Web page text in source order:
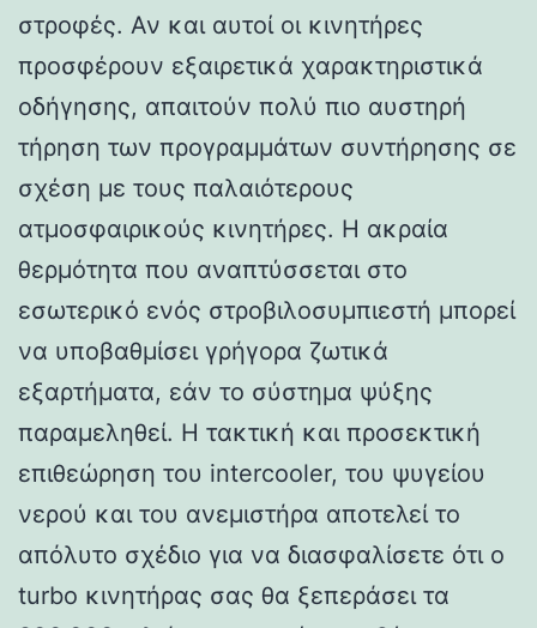
στροφές. Αν και αυτοί οι κινητήρες
προσφέρουν εξαιρετικά χαρακτηριστικά
οδήγησης, απαιτούν πολύ πιο αυστηρή
τήρηση των προγραμμάτων συντήρησης σε
σχέση με τους παλαιότερους
ατμοσφαιρικούς κινητήρες. Η ακραία
θερμότητα που αναπτύσσεται στο
εσωτερικό ενός στροβιλοσυμπιεστή μπορεί
να υποβαθμίσει γρήγορα ζωτικά
εξαρτήματα, εάν το σύστημα ψύξης
παραμεληθεί. Η τακτική και προσεκτική
επιθεώρηση του intercooler, του ψυγείου
νερού και του ανεμιστήρα αποτελεί το
απόλυτο σχέδιο για να διασφαλίσετε ότι ο
turbo κινητήρας σας θα ξεπεράσει τα